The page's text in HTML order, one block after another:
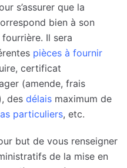
s’assurer que la
bien à son
Il sera
pièces à fournir
certificat
(amende, frais
des délais maximum de
particuliers, etc.
but de vous renseigner
de la mise en